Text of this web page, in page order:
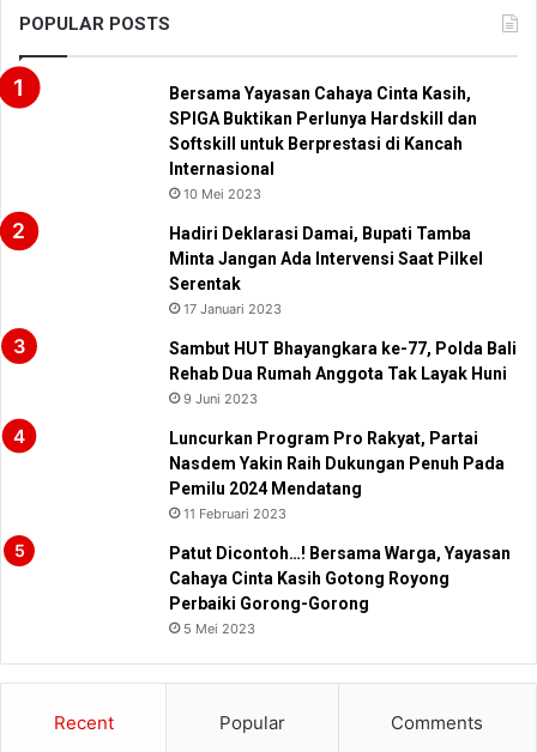
POPULAR POSTS
Bersama Yayasan Cahaya Cinta Kasih,
SPIGA Buktikan Perlunya Hardskill dan
Softskill untuk Berprestasi di Kancah
Internasional
10 Mei 2023
Hadiri Deklarasi Damai, Bupati Tamba
Minta Jangan Ada Intervensi Saat Pilkel
Serentak
17 Januari 2023
Sambut HUT Bhayangkara ke-77, Polda Bali
Rehab Dua Rumah Anggota Tak Layak Huni
9 Juni 2023
Luncurkan Program Pro Rakyat, Partai
Nasdem Yakin Raih Dukungan Penuh Pada
Pemilu 2024 Mendatang
11 Februari 2023
Patut Dicontoh…! Bersama Warga, Yayasan
Cahaya Cinta Kasih Gotong Royong
Perbaiki Gorong-Gorong
5 Mei 2023
Recent Popular Comments